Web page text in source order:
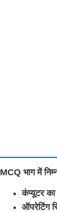
MCQ भाग में
कंप्यूटर
ऑपरेटिंग